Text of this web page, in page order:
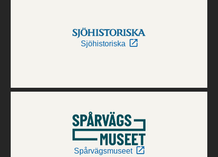
Sjöhistoriska
Spårvägsmuseet